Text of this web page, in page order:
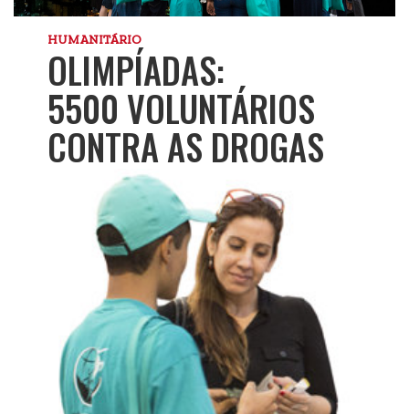
HUMANITÁRIO
OLIMPÍADAS:
5500 VOLUNTÁRIOS
CONTRA AS DROGAS